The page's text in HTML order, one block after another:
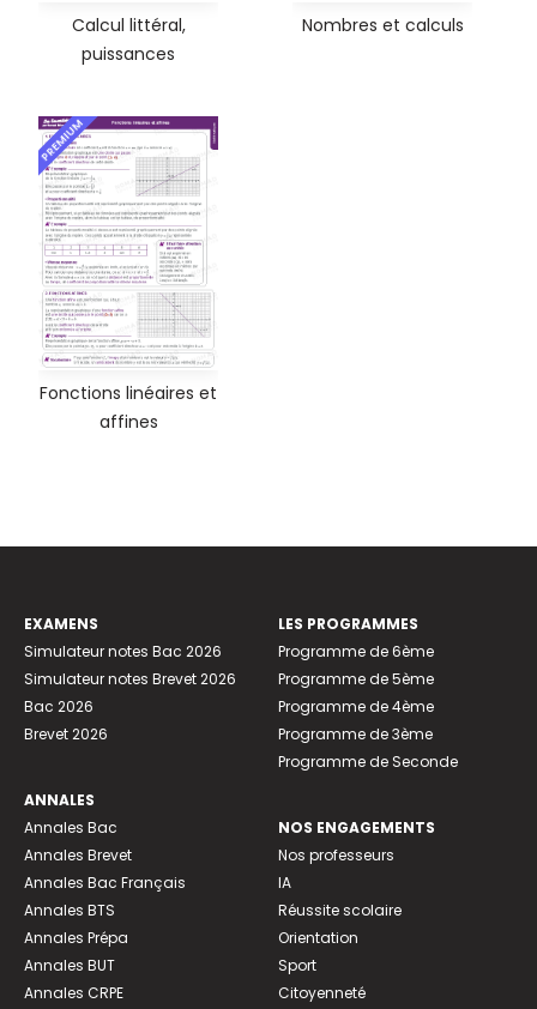
Calcul littéral,
puissances
Nombres et calculs
PREMIUM
Fonctions linéaires et
affines
EXAMENS
Simulateur notes Bac 2026
Simulateur notes Brevet 2026
Bac 2026
Brevet 2026
ANNALES
Annales Bac
Annales Brevet
Annales Bac Français
Annales BTS
Annales Prépa
Annales BUT
Annales CRPE
LES PROGRAMMES
Programme de 6ème
Programme de 5ème
Programme de 4ème
Programme de 3ème
Programme de Seconde
NOS ENGAGEMENTS
Nos professeurs
IA
Réussite scolaire
Orientation
Sport
Citoyenneté